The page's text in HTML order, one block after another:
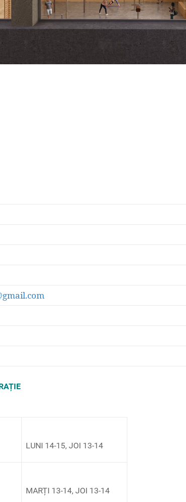
LUNI 14-15, JOI 13-14
MARȚI 13-14, JOI 13-14